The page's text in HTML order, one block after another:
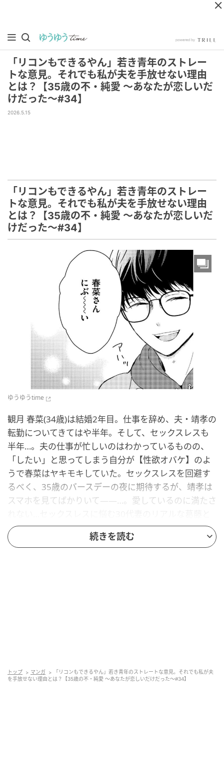
「リコンもできるやん」若き青年のストレー
トな意見。それでも私が夫を手放せない理由
とは？【35歳の不・純愛 ～あなたが恋しいだ
けだった～#34】
2026.5.15
「リコンもできるやん」若き青年のストレー
トな意見。それでも私が夫を手放せない理由
とは？【35歳の不・純愛 ～あなたが恋しいだ
けだった～#34】
ゆうゆうtime
観月 春菜(34歳)は結婚2年目。仕事を辞め、夫・靖孝の
転勤についてきてはや半年。そして、セックスレスも
半年…。夫の仕事が忙しいのはわかっているものの、
「したい」と思ってしまう自分が【性欲オバケ】のよ
うで春菜はヤキモキしていた。セックスレスを回避す
るべく、35歳のバースデーの夜に期待するが、靖孝は
スマホを見てばかりいて――…。愛しているのに満たさ
切ない想いを描く大人のコミックエッセイ『35歳の
不・純愛 ～あなたが恋しいだけだった～』がゆうゆう
続きを読む
トップ マンガ
「リコンもできるやん」若き青年のストレートな意見。それでも私が夫
を手放せない理由とは？【35歳の不・純愛 ～あなたが恋しいだけだった～#34】